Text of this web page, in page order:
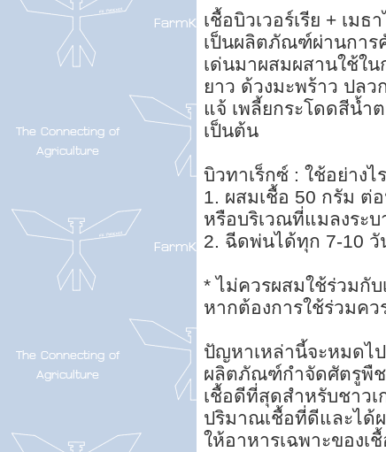
เชื้อบิวเวอร์เรีย + เมธ
เป็นผลิตภัณฑ์ผ่านกา
เด่นมาผสมผสานใช้ใ
ยาว ด้วงมะพร้าว ปลว
แจ้ เพลี้ยกระโดดสีน้ำ
เป็นต้น
บิวทาเร็กซ์ : ใช้อย่างไ
1. ผสมเชื้อ 50 กรัม ต่
หรือบริเวณที่แมลงระบ
2. ฉีดพ่นได้ทุก 7-10 วั
* ไม่ควรผสมใช้ร่วมกับ
หากต้องการใช้ร่วมคว
ปัญหาเหล่านี้จะหมดไ
ผลิตภัณฑ์กำจัดศัตรูพืช
เชื้อดีที่สุดสำหรับชาวเ
ปริมาณเชื้อที่ดีและได้
ให้อาหารเฉพาะของเ